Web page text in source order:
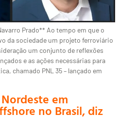
Prado** Ao tempo em que o
da sociedade um projeto ferroviário
um conjunto de reflexões
e as ações necessárias para
chamado PNL 35 – lançado em
em
no Brasil, diz